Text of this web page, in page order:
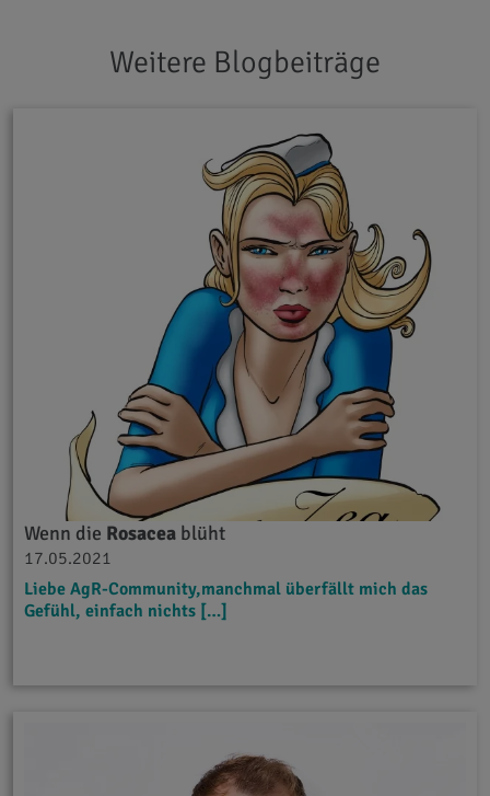
Weitere Blogbeiträge
Wenn die Rosacea blüht
17.05.2021
Liebe AgR-Community,manchmal überfällt mich das
Gefühl, einfach nichts […]